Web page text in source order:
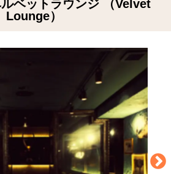
ベットラウンジ （Velvet
Lounge）